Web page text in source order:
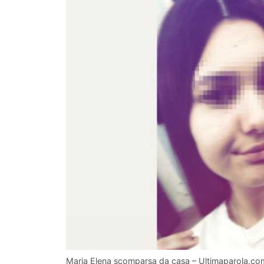
Maria Elena scomparsa da casa –